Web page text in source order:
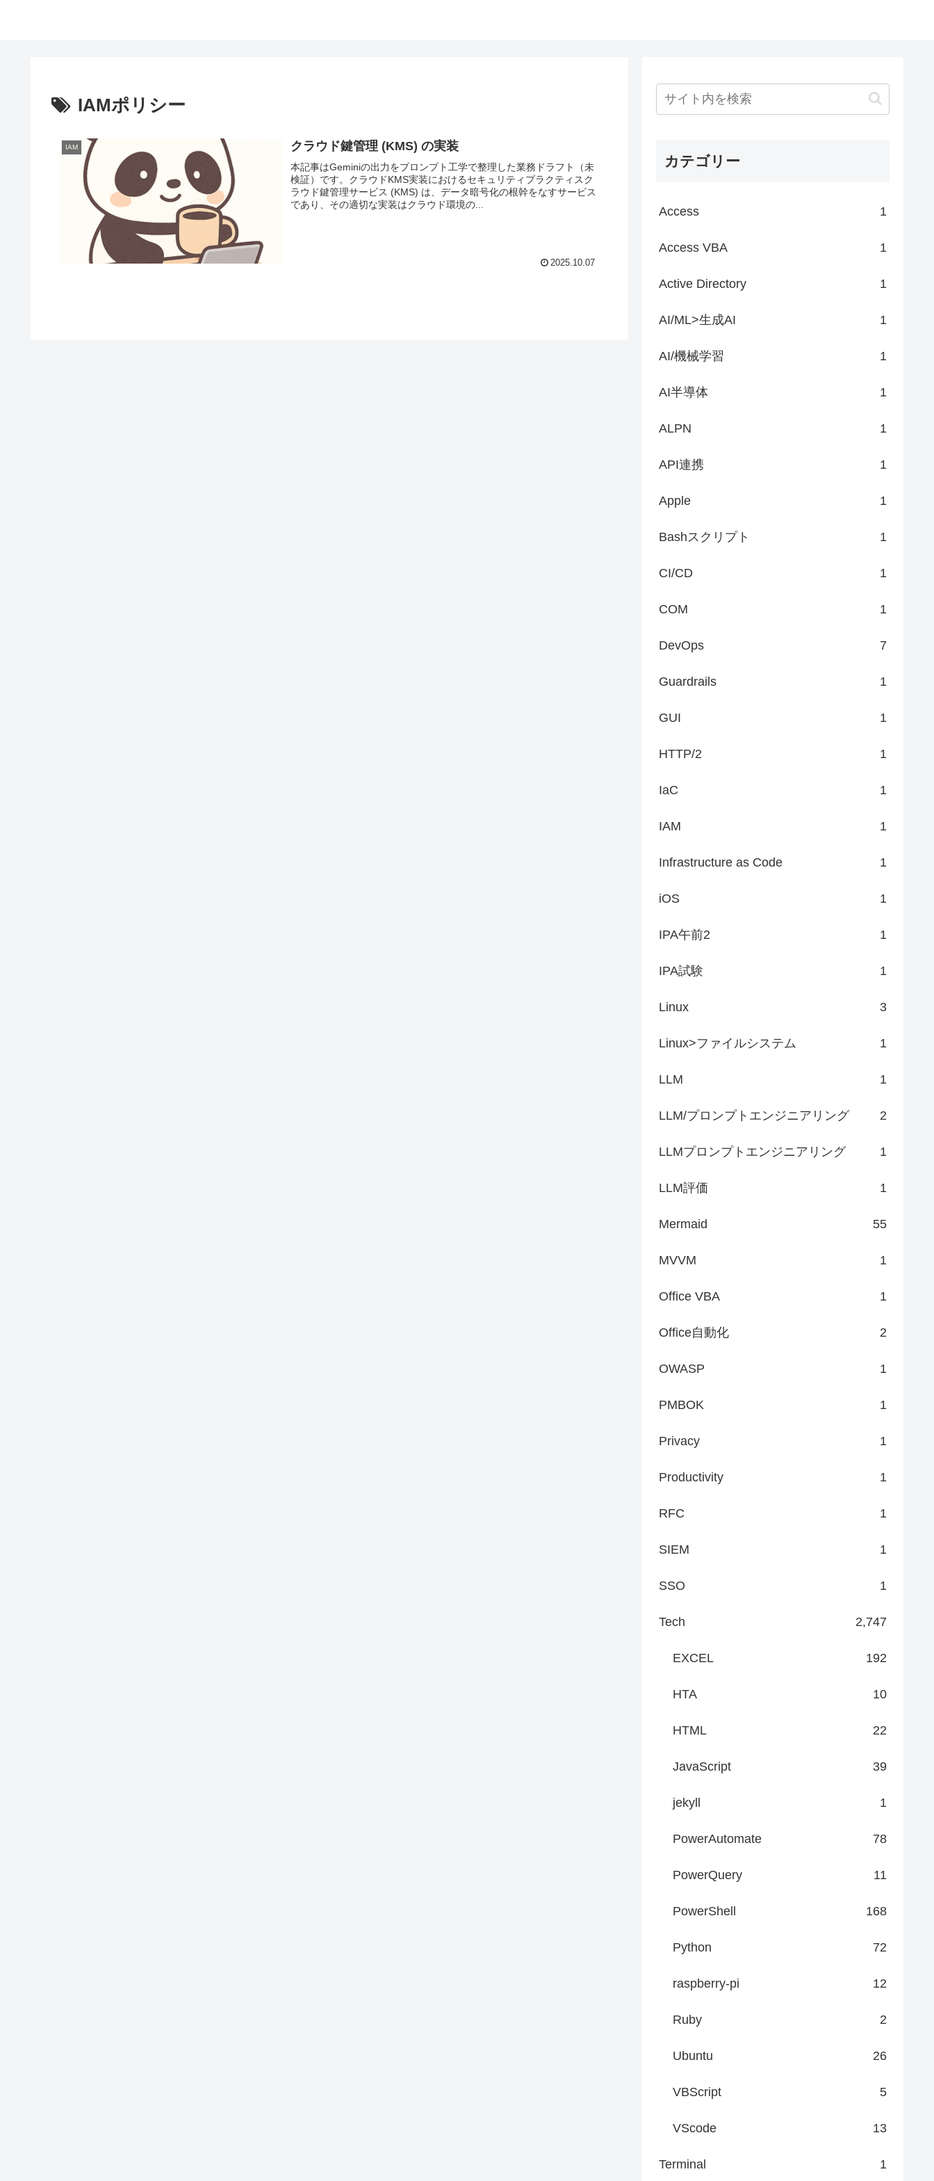
IAMポリシー
IAM クラウド鍵管理 (KMS) の実装
本記事はGeminiの出力をプロンプト工学で整理した業務ドラフト（未
検証）です。クラウドKMS実装におけるセキュリティプラクティスク
ラウド鍵管理サービス (KMS) は、データ暗号化の根幹をなすサービス
であり、その適切な実装はクラウド環境の...
2025.10.07
カテゴリー
Access 1
Access VBA 1
Active Directory 1
AI/ML>生成AI 1
AI/機械学習 1
AI半導体 1
ALPN 1
API連携 1
Apple 1
Bashスクリプト 1
CI/CD 1
COM 1
DevOps 7
Guardrails 1
GUI 1
HTTP/2 1
IaC 1
IAM 1
Infrastructure as Code 1
iOS 1
IPA午前2 1
IPA試験 1
Linux 3
Linux>ファイルシステム 1
LLM 1
LLM/プロンプトエンジニアリング 2
LLMプロンプトエンジニアリング 1
LLM評価 1
Mermaid 55
MVVM 1
Office VBA 1
Office自動化 2
OWASP 1
PMBOK 1
Privacy 1
Productivity 1
RFC 1
SIEM 1
SSO 1
Tech 2,747
EXCEL 192
HTA 10
HTML 22
JavaScript 39
jekyll 1
PowerAutomate 78
PowerQuery 11
PowerShell 168
Python 72
raspberry-pi 12
Ruby 2
Ubuntu 26
VBScript 5
VScode 13
Terminal 1